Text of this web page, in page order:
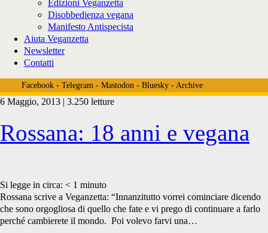
Edizioni Veganzetta
Disobbedienza vegana
Manifesto Antispecista
Aiuta Veganzetta
Newsletter
Contatti
Facebook- Telegram- Mastodon- Bluesky- Archive
Tag:
nelle
6 Maggio, 2013 | 3.250 letture
Rossana: 18 anni e vegana
Si legge in circa: < 1 minuto
Rossana scrive a Veganzetta: “Innanzitutto vorrei cominciare dicendo
che sono orgogliosa di quello che fate e vi prego di continuare a farlo
perché cambierete il mondo. Poi volevo farvi una…